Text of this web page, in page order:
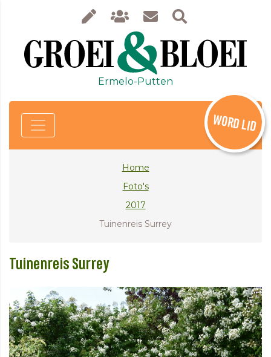
Ermelo-Putten
WORD LID
Home
Foto's
2017
Tuinenreis Surrey
Tuinenreis Surrey